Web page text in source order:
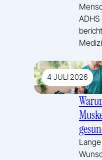
ADHS
4 JULI 2026
so